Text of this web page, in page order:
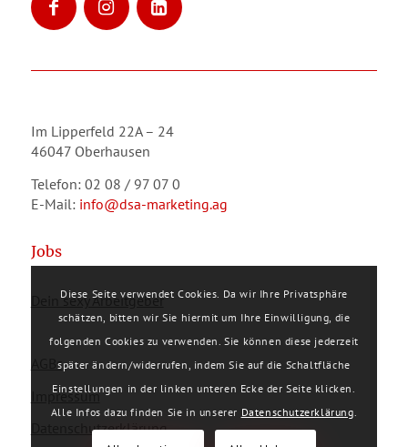
Im Lipperfeld 22A – 24
46047 Oberhausen
Telefon: 02 08 / 97 07 0
E-Mail: info@dsa-marketing.ag
Jobs
Dein sexy Arbeitgeber
AGBs
Impressum
Datenschutzerklärung
Diese Seite verwendet Cookies. Da wir Ihre Privatsphäre
schätzen, bitten wir Sie hiermit um Ihre Einwilligung, die
folgenden Cookies zu verwenden. Sie können diese jederzeit
später ändern/widerrufen, indem Sie auf die Schaltfläche
Einstellungen in der linken unteren Ecke der Seite klicken.
Alle Infos dazu finden Sie in unserer Datenschutzerklärung